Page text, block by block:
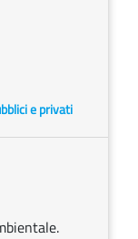
e privati